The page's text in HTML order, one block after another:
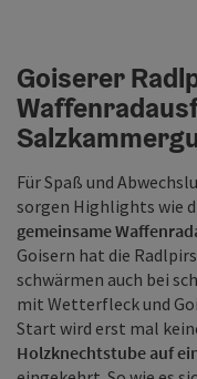
Goiserer
Für Spaß und
sorgen Highlights wie
gemeinsame
Goisern hat die
schwärmen auch bei
mit Wetterfleck und
Start wird erst mal
Holzknechtstube auf